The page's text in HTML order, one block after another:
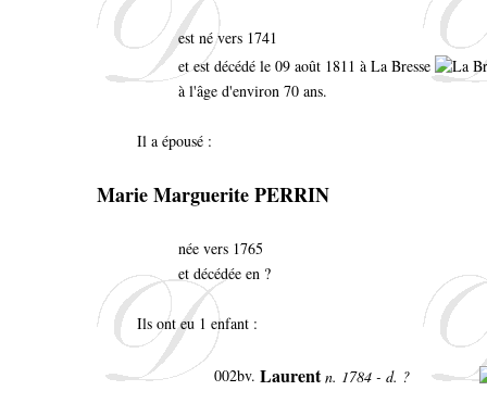
est né vers 1741
et est décédé le 09 août 1811 à La Bresse
à l'âge d'environ 70 ans.
Il a épousé :
Marie Marguerite PERRIN
née vers 1765
et décédée en ?
Ils ont eu 1 enfant :
002bv. Laurent n. 1784 - d. ?